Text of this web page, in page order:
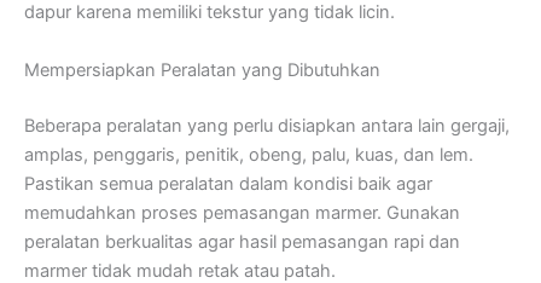
dapur karena memiliki tekstur yang tidak licin.
Mempersiapkan Peralatan yang Dibutuhkan
Beberapa peralatan yang perlu disiapkan antara lain gergaji,
amplas, penggaris, penitik, obeng, palu, kuas, dan lem.
Pastikan semua peralatan dalam kondisi baik agar
memudahkan proses pemasangan marmer. Gunakan
peralatan berkualitas agar hasil pemasangan rapi dan
marmer tidak mudah retak atau patah.